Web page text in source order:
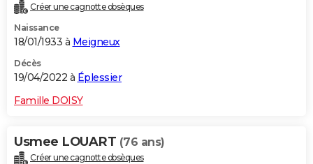
Créer une cagnotte obsèques
Naissance
18/01/1933 à Meigneux
Décès
19/04/2022 à Éplessier
Famille DOISY
Usmee LOUART (76 ans)
Créer une cagnotte obsèques